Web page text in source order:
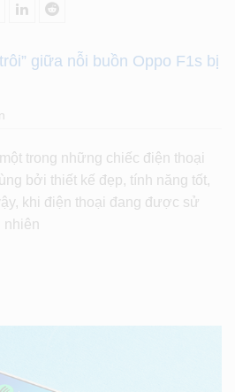
giữa nỗi buồn Oppo F1s bị
trong những chiếc điện thoại
bởi thiết kế đẹp, tính năng tốt,
khi điện thoại đang được sử
nhiên